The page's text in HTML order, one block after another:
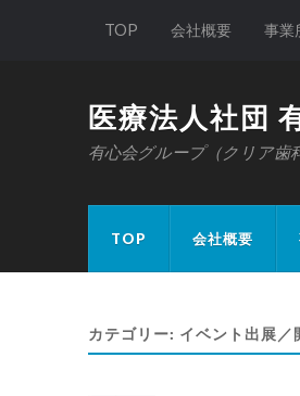
TOP 会社概要 事業
医療法人社団
有心会グループ（クリア歯
TOP 会社概要
カテゴリー: イベント出展／